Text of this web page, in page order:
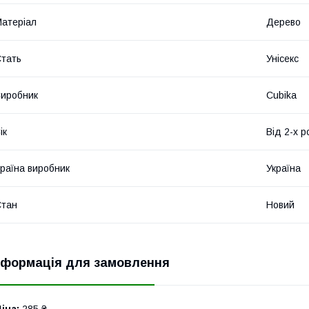
Дерево
Унісекс
Cubika
Від 2-х
виробник Україна
Новий
для замовлення